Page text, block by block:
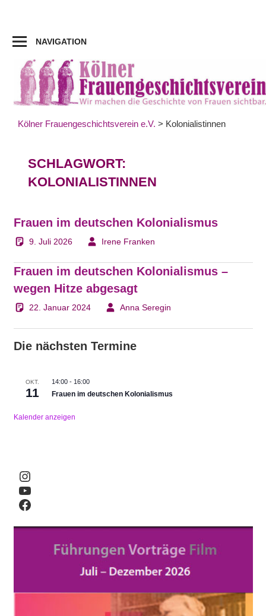
springen
NAVIGATION
Kölner Frauengeschichtsverein e.V. > Kolonialistinnen
SCHLAGWORT:
KOLONIALISTINNEN
Frauen im deutschen Kolonialismus
9. Juli 2026 Irene Franken
Frauen im deutschen Kolonialismus –
wegen Hitze abgesagt
22. Januar 2024 Anna Seregin
Die nächsten Termine
OKT.
11
14:00- 16:00
Frauen im deutschen Kolonialismus
Kalender anzeigen
Instagram
YouTube
Facebook